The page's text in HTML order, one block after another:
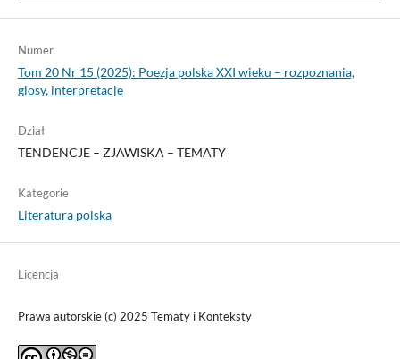
Numer
Tom 20 Nr 15 (2025): Poezja polska XXI wieku – rozpoznania,
glosy, interpretacje
Dział
TENDENCJE – ZJAWISKA – TEMATY
Kategorie
Literatura polska
Licencja
Prawa autorskie (c) 2025 Tematy i Konteksty